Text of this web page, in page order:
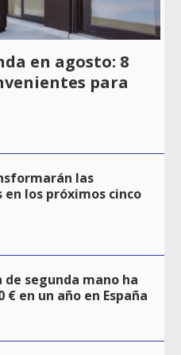
en agosto: 8
para
las
los próximos cinco
de segunda mano ha
€ en un año en España